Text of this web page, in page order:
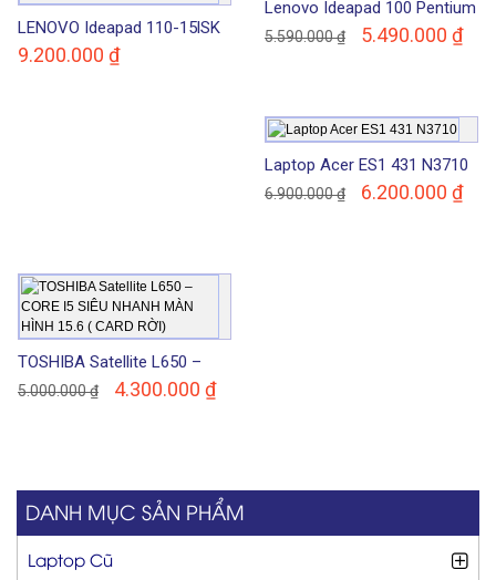
LENOVO Ideapad 110-15lSK
– CORE I5 THẾ HỆ 6 ( CAR
9.200.000 ₫
Lenovo Ideapad 100 Pentium
N3540
5.590.000₫ 5.490.000 ₫
Laptop Acer ES1 431 N3710
6.900.000₫ 6.200.000 ₫
TOSHIBA Satellite L650 –
CORE I5 SIÊU NHANH MÀN
5.000.000₫ 4.300.000 ₫
DANH MỤC SẢN PHẨM
Laptop Cũ